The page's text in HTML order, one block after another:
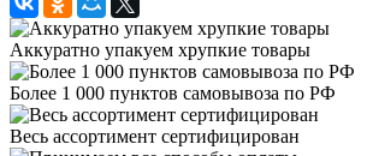
Аккуратно упакуем хрупкие товары
Более 1 000 пунктов самовывоза по РФ
Весь ассортимент сертифицирован